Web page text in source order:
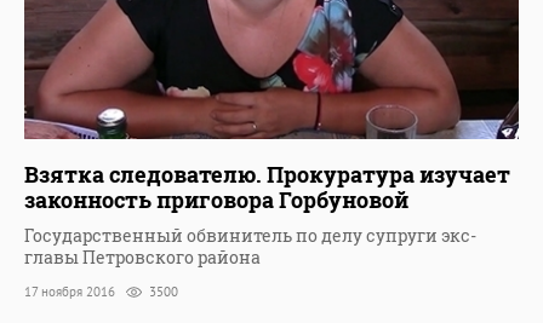
Взятка следователю. Прокуратура изучает
законность приговора Горбуновой
Государственный обвинитель по делу супруги экс-
главы Петровского района
17 ноября 2016 3500